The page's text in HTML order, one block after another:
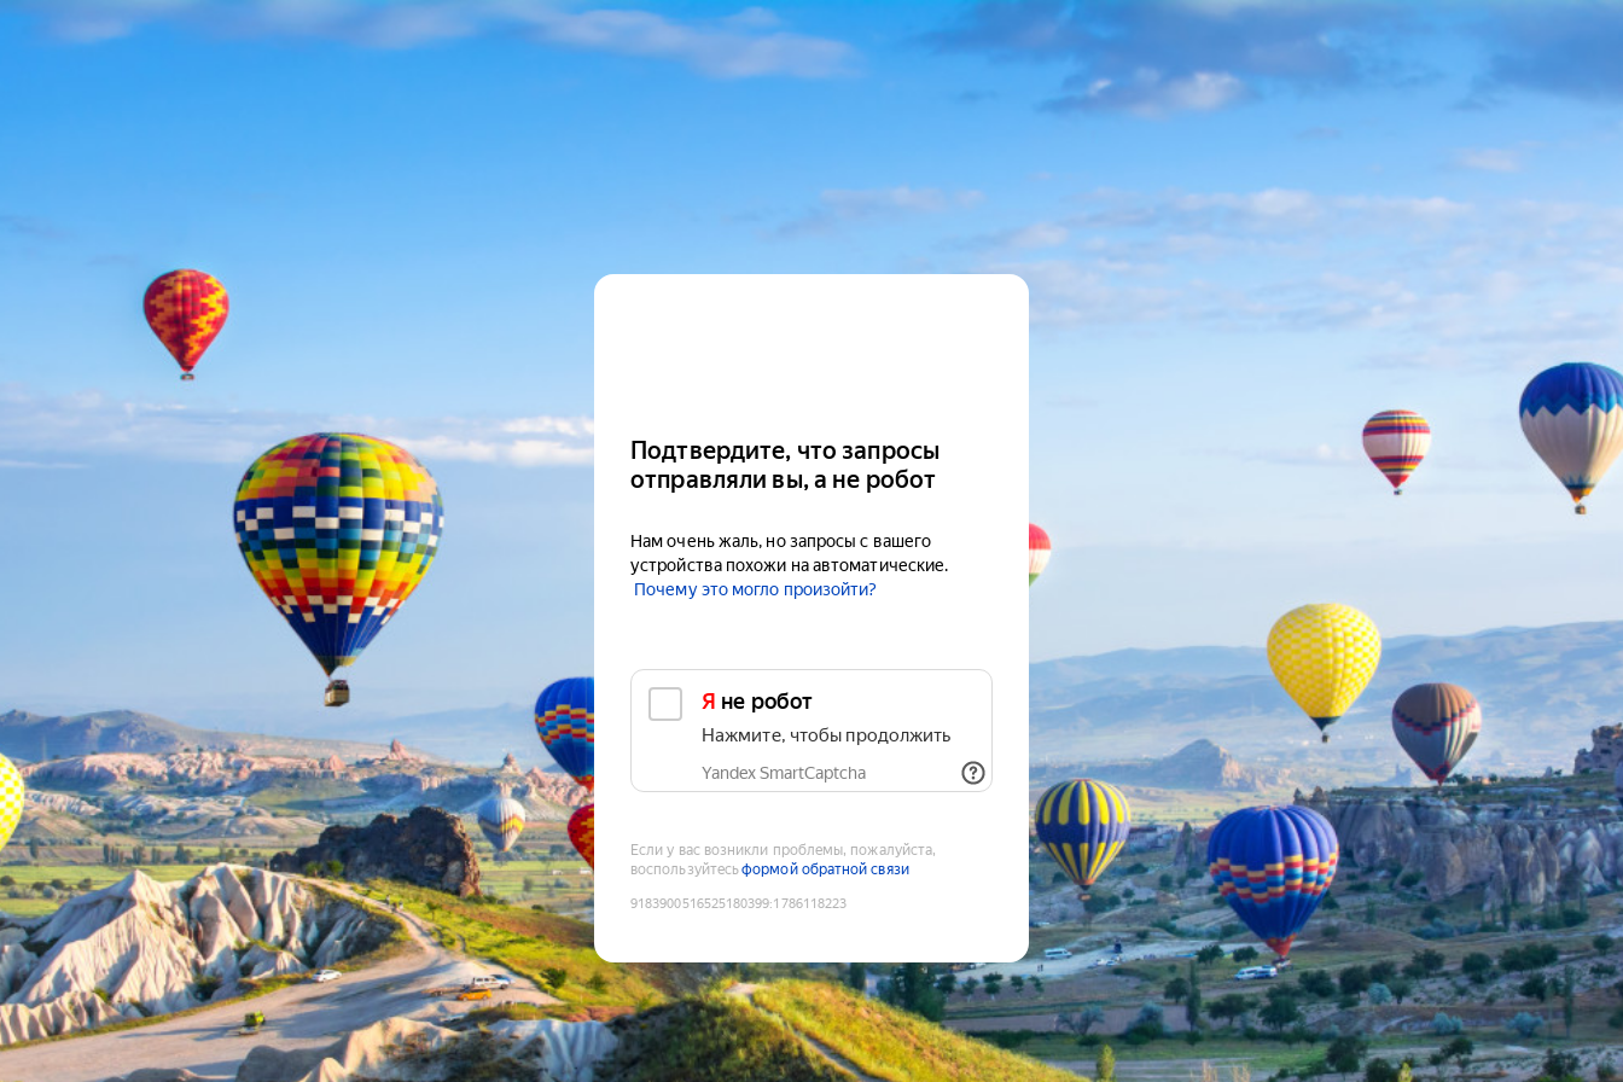
Подтвердите, что запросы
отправляли вы, а не робот
Нам очень жаль, но запросы с вашего
устройства похожи на автоматические.
Почему это могло произойти?
Я не робот
Нажмите, чтобы продолжить
Yandex SmartCaptcha
Если у вас возникли проблемы, пожалуйста,
воспользуйтесьформой обратной связи
9183900516525180399:1786118223